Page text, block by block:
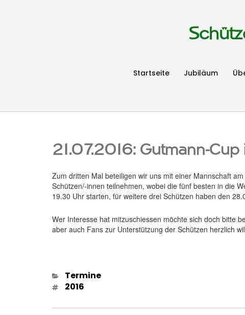
Startseite Jubiläum
21.07.2016: Gutmann-Cup
Zum dritten Mal beteiligen wir uns mit einer Mannschaft
Schützen/-innen teilnehmen, wobei die fünf besten in die
19.30 Uhr starten, für weitere drei Schützen haben den
Wer Interesse hat mitzuschiessen möchte sich doch bitte
aber auch Fans zur Unterstützung der Schützen herzlich
Kategorien
Termine
Schlagwörter
2016